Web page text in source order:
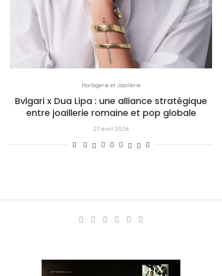
Horlogerie et Joaillerie
Bvlgari x Dua Lipa : une alliance stratégique
entre joaillerie romaine et pop globale
27 avril 2026